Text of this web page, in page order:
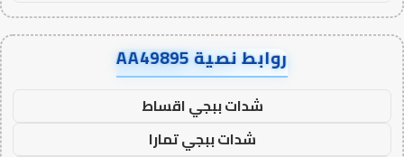
روابط نصية AA49895
شدات ببجي اقساط
شدات ببجي تمارا